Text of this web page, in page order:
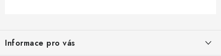
pInformace pro vás